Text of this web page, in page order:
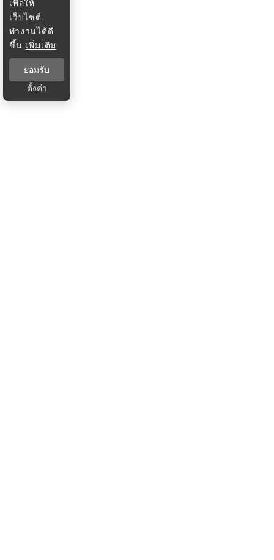
เพื่อให้
เว็บไซต์
ทำงานได้ดี
ขึ้น เพิ่มเติม
ยอมรับ
ตั้งค่า